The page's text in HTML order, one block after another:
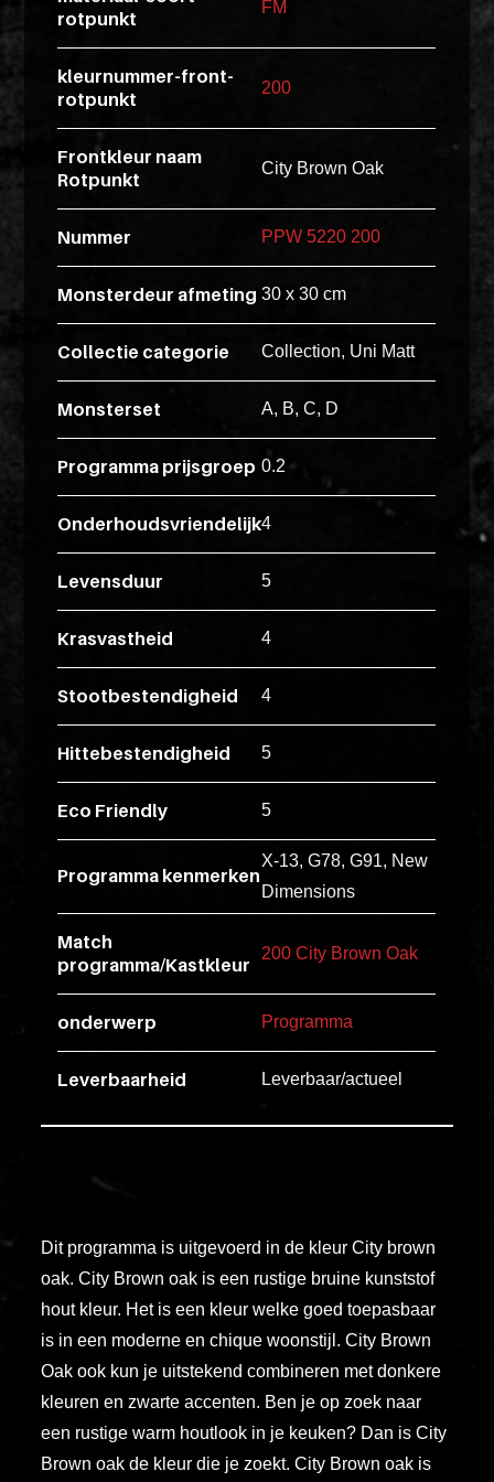
rotpunkt
FM
kleurnummer-front-
rotpunkt
200
Frontkleur naam
Rotpunkt
City Brown Oak
Nummer PPW 5220 200
Monsterdeur afmeting 30 x 30 cm
Collectie categorie Collection, Uni Matt
Monsterset A, B, C, D
Programma prijsgroep 0.2
Onderhoudsvriendelijk4
Levensduur 5
Krasvastheid 4
Stootbestendigheid 4
Hittebestendigheid 5
Eco Friendly 5
Programma kenmerken
X-13, G78, G91, New
Dimensions
Match
programma/Kastkleur
200 City Brown Oak
onderwerp Programma
Leverbaarheid Leverbaar/actueel
Dit programma is uitgevoerd in de kleur City brown
oak. City Brown oak is een rustige bruine kunststof
hout kleur. Het is een kleur welke goed toepasbaar
is in een moderne en chique woonstijl. City Brown
Oak ook kun je uitstekend combineren met donkere
kleuren en zwarte accenten. Ben je op zoek naar
een rustige warm houtlook in je keuken? Dan is City
Brown oak de kleur die je zoekt. City Brown oak is
Veniam
ex
animi
explicabo
optio
esse
Title
sit
amet
elit.
cum
ex